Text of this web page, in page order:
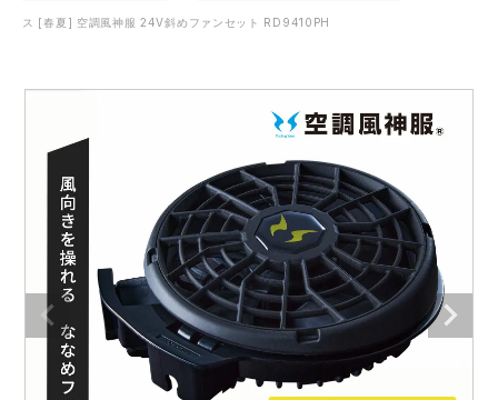
防寒着
作業用手袋
アウトドア・スポーツ
ワークスーツ
ミズノ安全靴ランキング
作業着ランキング
アウトドアウェアランキング
つなぎランキング
TSDESIGN
アイトス株式会社
コーコス ジーベック
クロダルマ 桑和
山田辰 クレヒフク
農作業服
電気・設備作業服
配達・営業作業服
自動車整備士作業服
ス [春夏] 空調風神服 24V斜めファンセット RD9410PH